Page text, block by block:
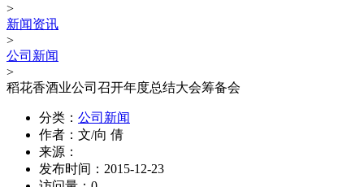
>
新闻资讯
>
公司新闻
>
稻花香酒业公司召开年度总结大会筹备会
分类： 公司新闻
作者： 文/向 倩
来源：
发布时间： 2015-12-23